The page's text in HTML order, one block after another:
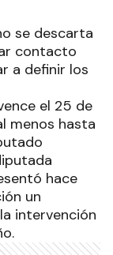
se descarta
contacto
a definir los
el 25 de
menos hasta
hace
un
intervención